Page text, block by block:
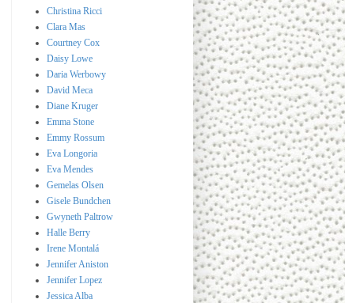
Christina Ricci
Clara Mas
Courtney Cox
Daisy Lowe
Daria Werbowy
David Meca
Diane Kruger
Emma Stone
Emmy Rossum
Eva Longoria
Eva Mendes
Gemelas Olsen
Gisele Bundchen
Gwyneth Paltrow
Halle Berry
Irene Montalá
Jennifer Aniston
Jennifer Lopez
Jessica Alba